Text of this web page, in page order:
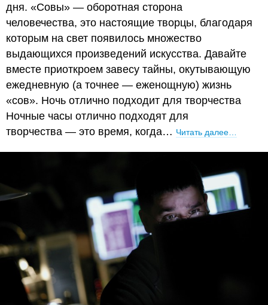
дня. «Совы» — оборотная сторона
человечества, это настоящие творцы, благодаря
которым на свет появилось множество
выдающихся произведений искусства. Давайте
вместе приоткроем завесу тайны, окутывающую
ежедневную (а точнее — еженощную) жизнь
«сов». Ночь отлично подходит для творчества
Ночные часы отлично подходят для
творчества — это время, когда… Читать далее…